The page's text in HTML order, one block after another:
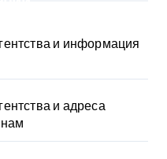
и информация
и адреса